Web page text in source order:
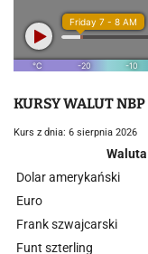
KURSY WALUT NBP
Kurs z dnia: 6 sierpnia 2026
Waluta
Dolar amerykański
Euro
Frank szwajcarski
Funt szterling